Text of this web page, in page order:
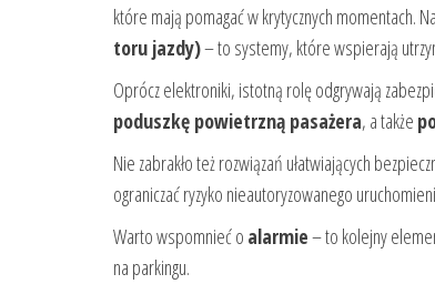
które mają pomagać w krytycznych momentach.
toru jazdy)– to systemy, które wspierają
Oprócz elektroniki, istotną rolę odgrywają
poduszkę powietrzną pasażera, a także
Nie zabrakło też rozwiązań ułatwiających
ograniczać ryzyko nieautoryzowanego
Warto wspomnieć o alarmie– to kolejny
na parkingu.